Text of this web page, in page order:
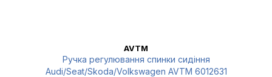
AVTM
Ручка регулювання спинки сидіння
Audi/Seat/Skoda/Volkswagen AVTM 6012631